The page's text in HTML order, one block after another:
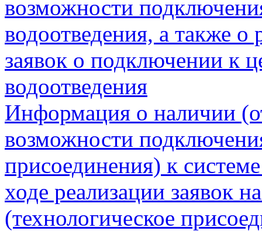
возможности
водоотведения, а также о
заявок о подключении к
водоотведения
Информация о наличии
возможности
присоединения) к
ходе реализации заявок
(технологическое